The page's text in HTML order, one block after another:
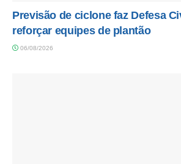
Previsão de ciclone faz Defesa
reforçar equipes de plantão
06/08/2026